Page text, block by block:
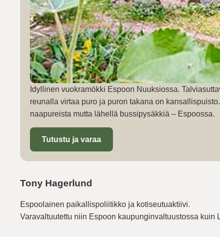
Idyllinen vuokramökki Espoon Nuuksiossa.
reunalla virtaa puro ja puron takana on
naapureista mutta lähellä bussipysäkkiä – Espoossa.
Tutustu ja varaa
Tony Hagerlund
Espoolainen paikallispoliitikko ja kotiseutuaktiivi.
Varavaltuutettu niin Espoon kaupunginvaltuustossa